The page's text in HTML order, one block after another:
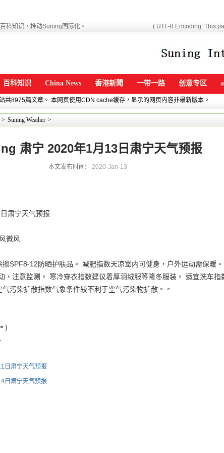
科知识，推动Suning国际化。 ( UTF-8 Encoding. This
百科知识 China News 香港新聞 一带一路 创意专区
共8975篇文章。 本网页使用CDN cache缓存，显示的网页内容非最新版本。
> Suning Weather >
肃宁 2020年1月13日肃宁天气预报
本文发布时间: 2020-Jan-13
肃宁天气预报
微风
SPF8-12防晒护肤品。 减肥指数天凉室内可健身，户外运动需保暖
，注意监测。 寒冷穿衣指数建议着厚羽绒服等隆冬服装。 适宜洗车指
污染扩散指数气象条件较不利于空气污染物扩散。。
)
日肃宁天气预报
日肃宁天气预报